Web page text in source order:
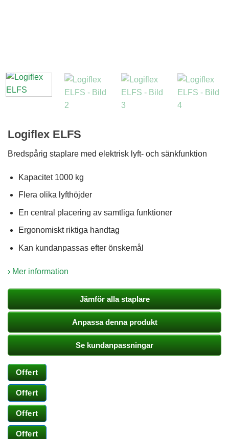
Logiflex ELFS
Bredspårig staplare med elektrisk lyft- och sänkfunktion
Kapacitet 1000 kg
Flera olika lyfthöjder
En central placering av samtliga funktioner
Ergonomiskt riktiga handtag
Kan kundanpassas efter önskemål
› Mer information
Jämför alla staplare
Anpassa denna produkt
Se kundanpassningar
Offert
Offert
Offert
Offert
Dessa kakor
går inte att
välja bort. De
behövs för att
över huvud
fungera.
Statistik
kunna
hemsidans
funktionalitet
hur
används.
Upplevelse
För att vår
hemsida ska
prestera så
bra som
möjligt
under ditt
besök. Om